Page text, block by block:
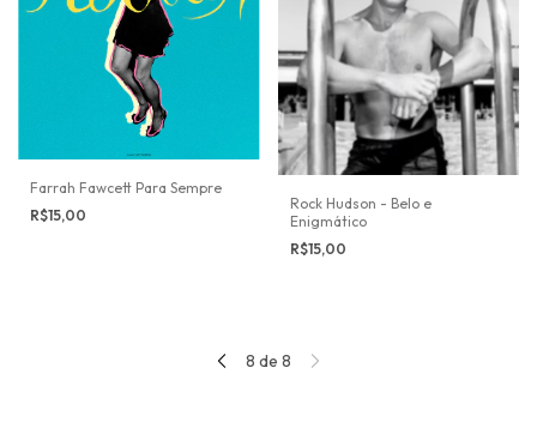
Farrah Fawcett Para Sempre
R$15,00
Rock Hudson - Belo e
Enigmático
R$15,00
8 de 8